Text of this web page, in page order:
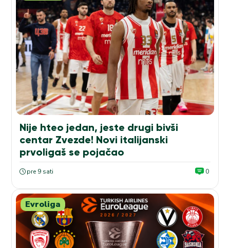
Nije hteo jedan, jeste drugi bivši
centar Zvezde! Novi italijanski
prvoligaš se pojačao
pre 9 sati 0
Evroliga